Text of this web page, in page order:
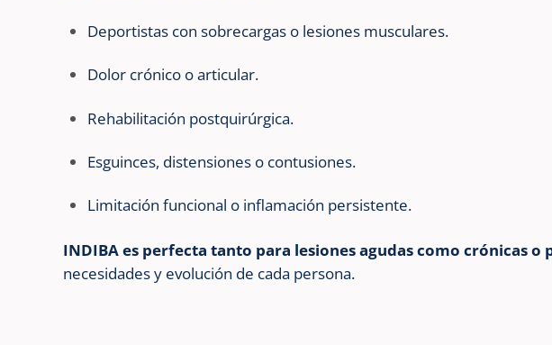
Deportistas con sobrecargas o lesiones musculares.
Dolor crónico o articular.
Rehabilitación postquirúrgica.
Esguinces, distensiones o contusiones.
Limitación funcional o inflamación persistente.
INDIBA es perfecta tanto para lesiones agudas como crónicas o
necesidades y evolución de cada persona.